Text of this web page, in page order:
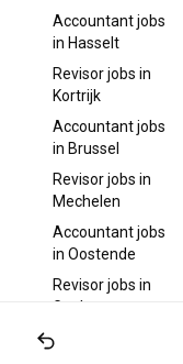
Accountantjobs
in Hasselt
Revisorjobs in
Kortrijk
Accountantjobs
in Brussel
Revisorjobs in
Mechelen
Accountantjobs
in Oostende
Revisorjobs in
Genk